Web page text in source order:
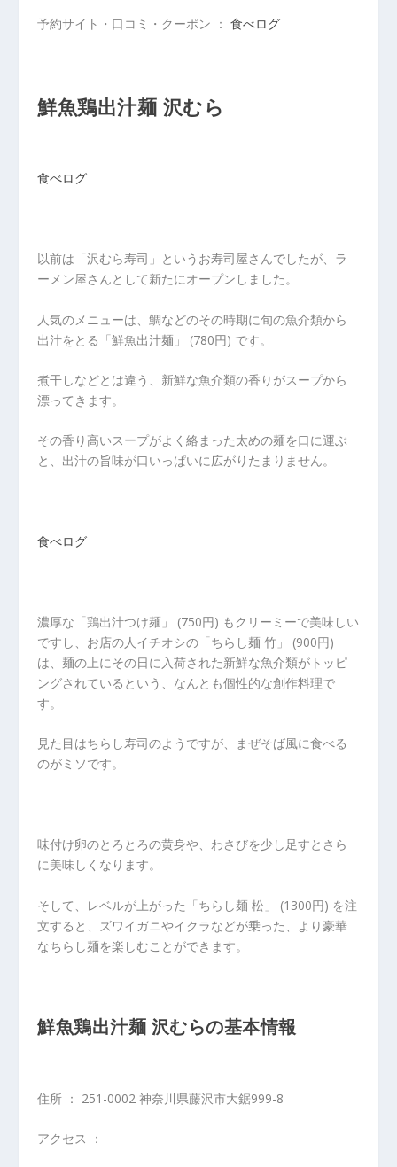
予約サイト・口コミ・クーポン ： 食べログ
鮮魚鶏出汁麺 沢むら
食べログ
以前は「沢むら寿司」というお寿司屋さんでしたが、ラ
ーメン屋さんとして新たにオープンしました。
人気のメニューは、鯛などのその時期に旬の魚介類から
出汁をとる「鮮魚出汁麺」 (780円) です。
煮干しなどとは違う、新鮮な魚介類の香りがスープから
漂ってきます。
その香り高いスープがよく絡まった太めの麺を口に運ぶ
と、出汁の旨味が口いっぱいに広がりたまりません。
食べログ
濃厚な「鶏出汁つけ麺」 (750円) もクリーミーで美味しい
ですし、お店の人イチオシの「ちらし麺 竹」 (900円)
は、麺の上にその日に入荷された新鮮な魚介類がトッピ
ングされているという、なんとも個性的な創作料理で
す。
見た目はちらし寿司のようですが、まぜそば風に食べる
のがミソです。
味付け卵のとろとろの黄身や、わさびを少し足すとさら
に美味しくなります。
そして、レベルが上がった「ちらし麺 松」 (1300円) を注
文すると、ズワイガニやイクラなどが乗った、より豪華
なちらし麺を楽しむことができます。
鮮魚鶏出汁麺 沢むらの基本情報
住所 ： 251-0002 神奈川県藤沢市大鋸999-8
アクセス ：